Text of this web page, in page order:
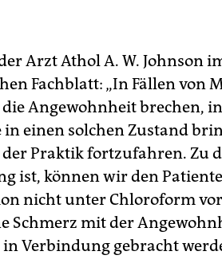
1. Januar sogar einen Gedenktag
spielt der Vatikan das
Begründung: Das Thema
Arzt Athol A. W. Johnson
Fachblatt: „In Fällen von
Angewohnheit brechen,
einen solchen Zustand
Praktik fortzufahren. Zu
ist, können wir den
nicht unter Chloroform
Schmerz mit der
Verbindung gebracht